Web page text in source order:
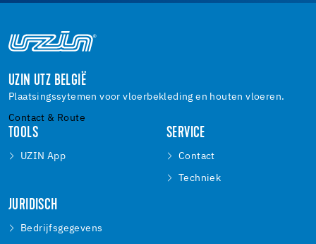
UZIN UTZ BELGIË
Plaatsingssytemen voor vloerbekleding en houten vloeren.
Contact & Route
TOOLS
UZIN App
SERVICE
Contact
Techniek
JURIDISCH
Bedrijfsgegevens